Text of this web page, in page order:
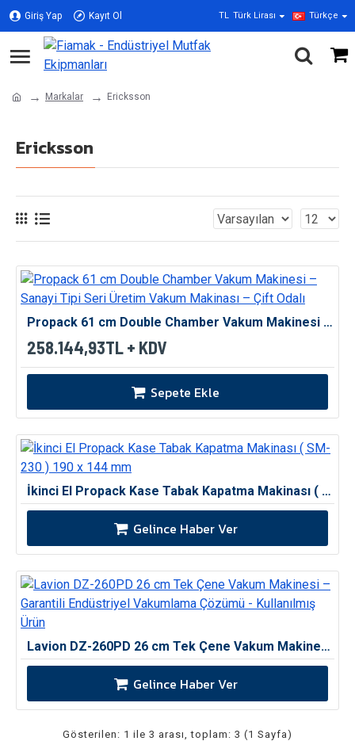
Giriş Yap Kayıt Ol TL Türk Lirası Türkçe
Markalar Ericksson
Ericksson
Propack 61 cm Double Chamber Vakum Makinesi – Sanayi Tipi Seri Üretim Vakum Makinası – Çift Odalı
258.144,93TL + KDV
Sepete Ekle
İkinci El Propack Kase Tabak Kapatma Makinası ( SM-230 ) 190 x 144 mm
Gelince Haber Ver
Lavion DZ-260PD 26 cm Tek Çene Vakum Makinesi – Garantili Endüstriyel Vakumlama Çözümü - Kullanılmış Ürün
Gelince Haber Ver
Gösterilen: 1 ile 3 arası, toplam: 3 (1 Sayfa)